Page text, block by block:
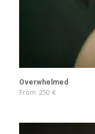
Overwhelmed
From 250 €